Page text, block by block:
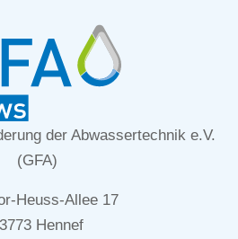
der Abwassertechnik e.V.
(GFA)
Heuss-Allee 17
Hennef